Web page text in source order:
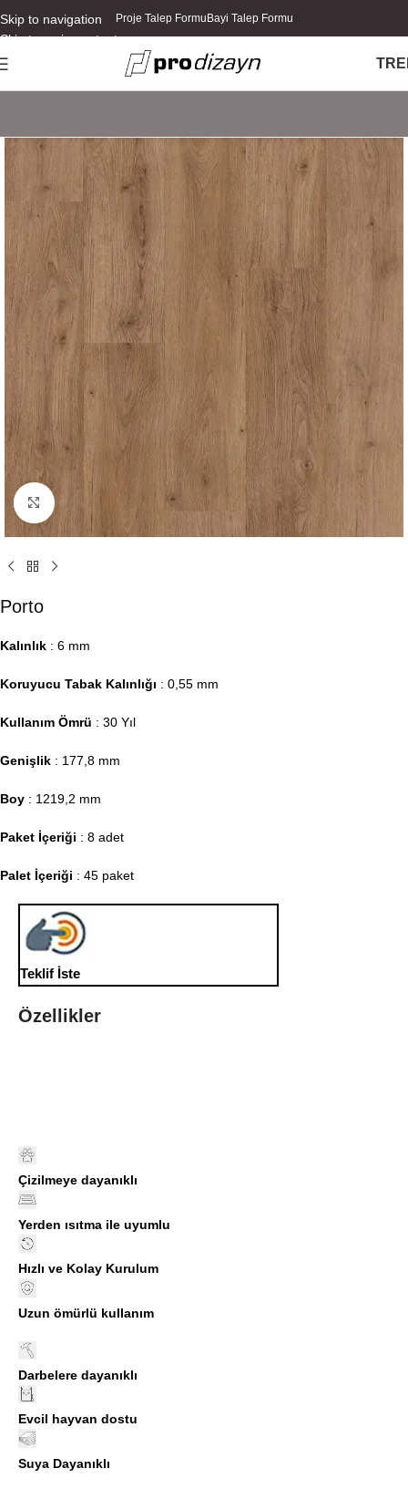
Skip to navigation
Skip to main content
Proje Talep Formu Bayi Talep Formu
TR
Click to enlarge
Porto
Kalınlık : 6 mm
Koruyucu Tabak Kalınlığı : 0,55 mm
Kullanım Ömrü : 30 Yıl
Genişlik : 177,8 mm
Boy : 1219,2 mm
Paket İçeriği : 8 adet
Palet İçeriği : 45 paket
Teklif İste
Özellikler
Çizilmeye dayanıklı
Yerden ısıtma ile uyumlu
Hızlı ve Kolay Kurulum
Uzun ömürlü kullanım
Darbelere dayanıklı
Evcil hayvan dostu
Suya Dayanıklı